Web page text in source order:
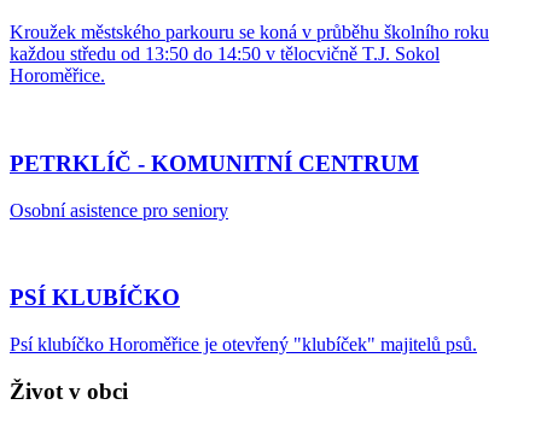
Kroužek městského parkouru se koná v průběhu školního roku
každou středu od 13:50 do 14:50 v tělocvičně T.J. Sokol
Horoměřice.
PETRKLÍČ - KOMUNITNÍ CENTRUM
Osobní asistence pro seniory
PSÍ KLUBÍČKO
Psí klubíčko Horoměřice je otevřený "klubíček" majitelů psů.
Život v obci